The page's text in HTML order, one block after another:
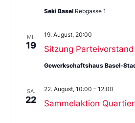
Seki Basel Rebgasse 1
MI.
19 Sitzung Parteivorstand
19. August, 20:00
Gewerkschaftshaus Basel-
SA.
22 Sammelaktion
22. August, 10:00 – 12:00